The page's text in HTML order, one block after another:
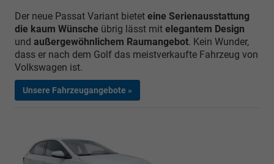
Der neue Passat Variant bietet eine Serienausstattung
die kaum Wünsche übrig lässt mit elegantem Design
und außergewöhnlichem Raumangebot. Kein Wunder,
dass er nach dem Golf das meistverkaufte Fahrzeug von
Volkswagen ist.
Unsere Fahrzeugangebote »